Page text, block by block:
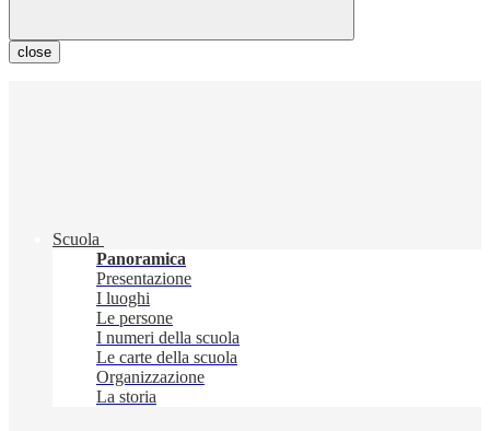
close
Scuola
Panoramica
Presentazione
I luoghi
Le persone
I numeri della scuola
Le carte della scuola
Organizzazione
La storia